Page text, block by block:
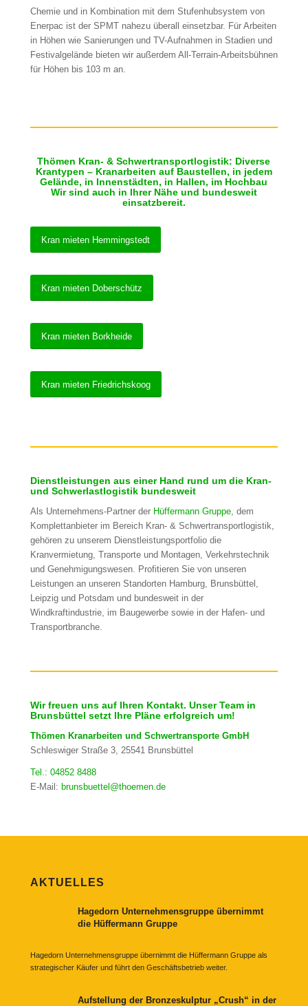
Chemie und in Kombination mit dem Stufenhubsystem von
Enerpac ist der SPMT nahezu überall einsetzbar. Für Arbeiten
in Höhen wie Sanierungen und TV-Aufnahmen in Stadien und
Festivalgelände bieten wir außerdem All-Terrain-Arbeitsbühnen
für Höhen bis 103 m an.
Thömen Kran- & Schwertransportlogistik: Diverse
Krantypen – Kranarbeiten auf Baustellen, in jedem
Gelände, in Innenstädten, in Hallen, im Hochbau
Wir sind auch in Ihrer Nähe und bundesweit
einsatzbereit.
Kran mieten Hemmingstedt
Kran mieten Doberschütz
Kran mieten Borkheide
Kran mieten Friedrichskoog
Dienstleistungen aus einer Hand rund um die Kran-
und Schwerlastlogistik bundesweit
Als Unternehmens-Partner der Hüffermann Gruppe, dem
Komplettanbieter im Bereich Kran- & Schwertransportlogistik,
gehören zu unserem Dienstleistungsportfolio die
Kranvermietung, Transporte und Montagen, Verkehrstechnik
und Genehmigungswesen. Profitieren Sie von unseren
Leistungen an unseren Standorten Hamburg, Brunsbüttel,
Leipzig und Potsdam und bundesweit in der
Windkraftindustrie, im Baugewerbe sowie in der Hafen- und
Transportbranche.
Wir freuen uns auf Ihren Kontakt. Unser Team in
Brunsbüttel setzt Ihre Pläne erfolgreich um!
Thömen Kranarbeiten und Schwertransporte GmbH
Schleswiger Straße 3, 25541 Brunsbüttel
Tel.: 04852 8488
E-Mail: brunsbuettel@thoemen.de
AKTUELLES
Hagedorn Unternehmensgruppe übernimmt
die Hüffermann Gruppe
Hagedorn Unternehmensgruppe übernimmt die Hüffermann Gruppe als
strategischer Käufer und führt den Geschäftsbetrieb weiter.
Aufstellung der Bronzeskulptur „Crush“ in der